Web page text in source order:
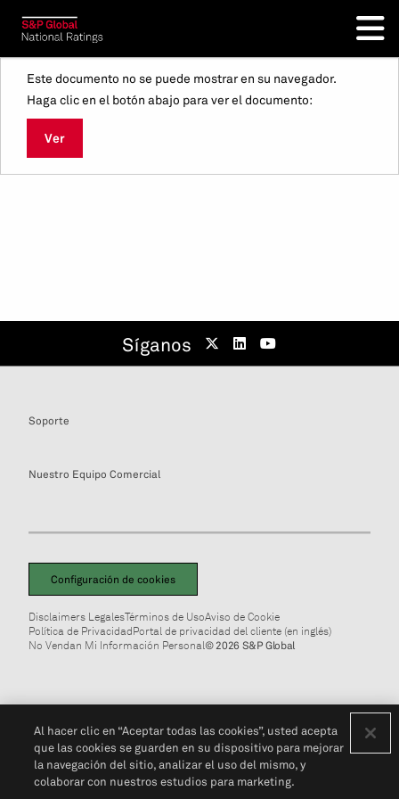
Este documento no se puede mostrar en su navegador.
Haga clic en el botón abajo para ver el documento:
Ver
Síganos
Soporte
Nuestro Equipo Comercial
Configuración de cookies
Disclaimers LegalesTérminos de UsoAviso de Cookie
Política de PrivacidadPortal de privacidad del cliente (en inglés)
No Vendan Mi Información Personal© 2026 S&P Global
Al hacer clic en “Aceptar todas las cookies”, usted acepta
que las cookies se guarden en su dispositivo para mejorar
la navegación del sitio, analizar el uso del mismo, y
colaborar con nuestros estudios para marketing.